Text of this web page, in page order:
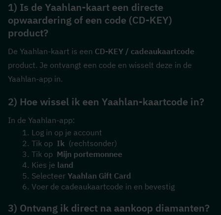
1) Is de Yaahlan-kaart een directe
opwaardering of een code (CD-KEY)
product?
De Yaahlan-kaart is een CD-KEY / cadeaukaartcode
product. Je ontvangt een code en wisselt deze in de
Yaahlan-app in.
2) Hoe wissel ik een Yaahlan-kaartcode in?
In de Yaahlan-app:
Log in op je account
Tik op Ik
  (rechtsonder)
Tik op Mijn portemonnee
Kies je land
Selecteer Yaahlan Gift Card
Voer de cadeaukaartcode in en bevestig
3) Ontvang ik direct na aankoop diamanten?